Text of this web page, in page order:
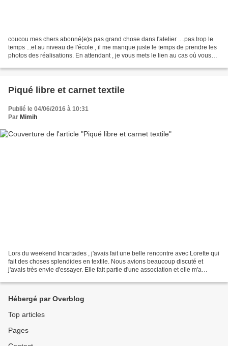
coucou mes chers abonné(e)s pas grand chose dans l'atelier ....pas trop le
temps ...et au niveau de l'école , il me manque juste le temps de prendre les
photos des réalisations. En attendant , je vous mets le lien au cas où vous
Piqué libre et carnet textile
Publié le 04/06/2016 à 10:31
Par Mimih
Lors du weekend Incartades , j'avais fait une belle rencontre avec Lorette qui
fait des choses splendides en textile. Nous avions beaucoup discuté et
j'avais très envie d'essayer. Elle fait partie d'une association et elle m'a
Hébergé par Overblog
Top articles
Pages